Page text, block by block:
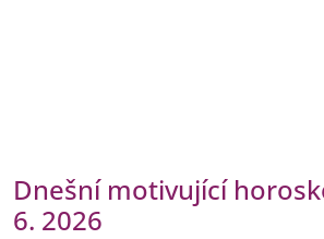
Dnešní motivující
6. 2026